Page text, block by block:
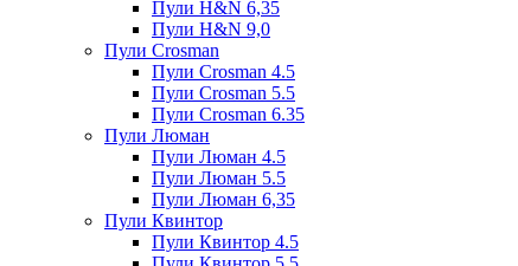
Пули H&N 6,35
Пули H&N 9,0
Пули Crosman
Пули Crosman 4.5
Пули Crosman 5.5
Пули Crosman 6.35
Пули Люман
Пули Люман 4.5
Пули Люман 5.5
Пули Люман 6,35
Пули Квинтор
Пули Квинтор 4.5